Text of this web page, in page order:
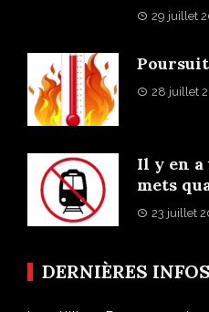
29 juillet
28 juillet
Il y en a
mets
23 juillet
DERNIÈRES INFOS